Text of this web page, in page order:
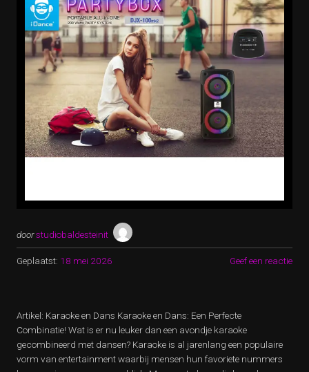
doorstudiobaldesteinit
Geplaatst: 18 mei 2026 Geef een reactie
Artikel: Karaoke en Dans Karaoke en Dans: Een Perfecte
Combinatie! Wat is er nu leuker dan een avondje karaoke
gecombineerd met dansen? Karaoke is al jarenlang een populaire
vorm van entertainment waarbij mensen hun favoriete nummers